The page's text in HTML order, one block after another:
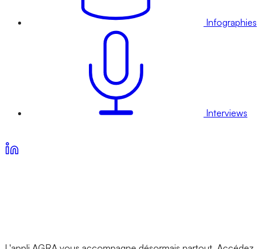
Infographies
Interviews